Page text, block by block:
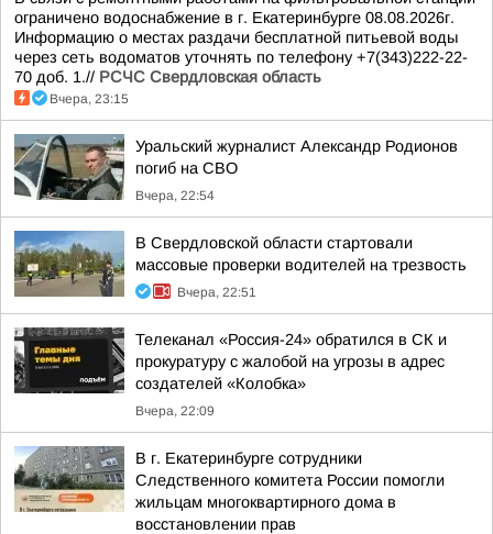
ограничено водоснабжение в г. Екатеринбурге 08.08.2026г.
Информацию о местах раздачи бесплатной питьевой воды
через сеть водоматов уточнять по телефону +7(343)222-22-
70 доб. 1.// РСЧС Свердловская область
Вчера, 23:15
Уральский журналист Александр Родионов
погиб на СВО
Вчера, 22:54
В Свердловской области стартовали
массовые проверки водителей на трезвость
Вчера, 22:51
Телеканал «Россия-24» обратился в СК и
прокуратуру с жалобой на угрозы в адрес
создателей «Колобка»
Вчера, 22:09
В г. Екатеринбурге сотрудники
Следственного комитета России помогли
жильцам многоквартирного дома в
восстановлении прав